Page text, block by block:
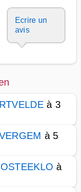
Ecrire un
avis
à 3
à 5
à